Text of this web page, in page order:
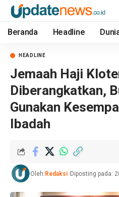
Beranda Headline
HEADLINE
Jemaah Haji
Diberangkatkan,
Gunakan
Ibadah
Oleh: Redaksi Diposting pada: